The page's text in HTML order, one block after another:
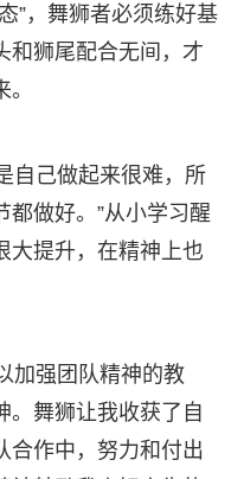
”，舞狮者必须练好基
和狮尾配合无间，才
自己做起来很难，所
都做好。”从小学习醒
大提升，在精神上也
加强团队精神的教
。舞狮让我收获了自
合作中，努力和付出